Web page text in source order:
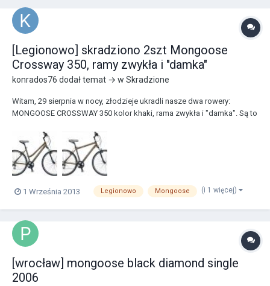
[Legionowo] skradziono 2szt Mongoose
Crossway 350, ramy zwykła i "damka"
konrados76 dodał temat → w Skradzione
Witam, 29 sierpnia w nocy, złodzieje ukradli nasze dwa rowery:
MONGOOSE CROSSWAY 350 kolor khaki, rama zwykła i "damka". Są to
zamontowany fotelik dla dziecka. Złodzieje sforsowali drzwi
zewnętrzne bloku podważając zamek w drzwiac...
1 Września 2013 Legionowo Mongoose (i 1 więcej)
[wrocław] mongoose black diamond single
2006